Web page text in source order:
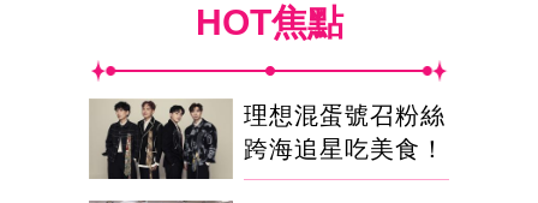
HOT焦點
理想混蛋號召粉絲
跨海追星吃美食！